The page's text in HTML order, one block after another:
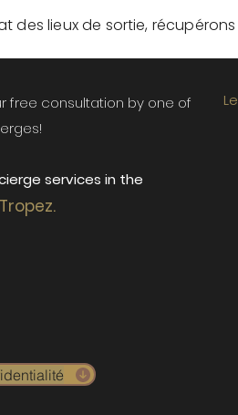
des lieux de sortie,
free consultation by one of
services in the